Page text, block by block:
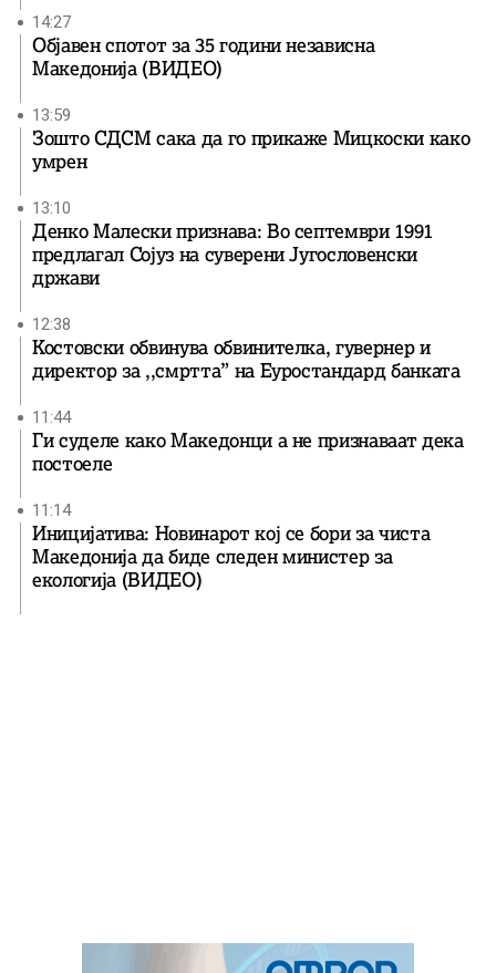
14:27
Објавен спотот за 35 години независна
Македонија (ВИДЕО)
13:59
Зошто СДСМ сака да го прикаже Мицкоски како
умрен
13:10
Денко Малески признава: Во септември 1991
предлагал Сојуз на суверени Југословенски
држави
12:38
Костовски обвинува обвинителка, гувернер и
директор за ,,смртта” на Еуростандард банката
11:44
Ги суделе како Македонци а не признаваат дека
постоеле
11:14
Иницијатива: Новинарот кој се бори за чиста
Македонија да биде следен министер за
екологија (ВИДЕО)